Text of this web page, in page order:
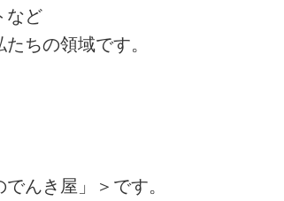
など
ちの領域です。
んき屋」＞です。